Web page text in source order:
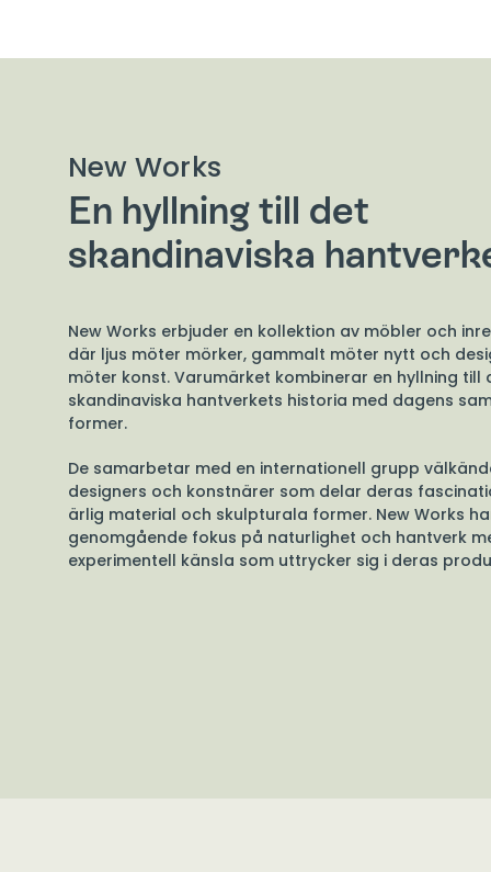
New Works
En hyllning till det
skandinaviska
New Works erbjuder en kollektion av möbler och
där ljus möter mörker, gammalt möter nytt och
möter konst. Varumärket kombinerar en hyllning till
skandinaviska hantverkets historia med dagens
former.
De samarbetar med en internationell grupp
designers och konstnärer som delar deras
ärlig material och skulpturala former. New Works
genomgående fokus på naturlighet och hantverk
experimentell känsla som uttrycker sig i deras